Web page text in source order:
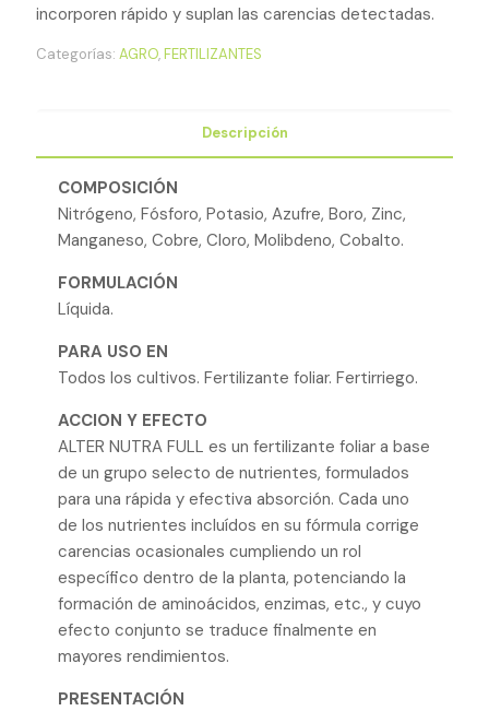
incorporen rápido y suplan las carencias detectadas.
Categorías: AGRO,FERTILIZANTES
Descripción
COMPOSICIÓN
Nitrógeno, Fósforo, Potasio, Azufre, Boro, Zinc,
Manganeso, Cobre, Cloro, Molibdeno, Cobalto.
FORMULACIÓN
Líquida.
PARA USO EN
Todos los cultivos. Fertilizante foliar. Fertirriego.
ACCION Y EFECTO
ALTER NUTRA FULL es un fertilizante foliar a base
de un grupo selecto de nutrientes, formulados
para una rápida y efectiva absorción. Cada uno
de los nutrientes incluídos en su fórmula corrige
carencias ocasionales cumpliendo un rol
específico dentro de la planta, potenciando la
formación de aminoácidos, enzimas, etc., y cuyo
efecto conjunto se traduce finalmente en
mayores rendimientos.
PRESENTACIÓN